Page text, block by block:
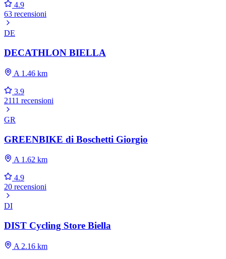
4.9
63 recensioni
DE
DECATHLON BIELLA
A 1.46 km
3.9
2111 recensioni
GR
GREENBIKE di Boschetti Giorgio
A 1.62 km
4.9
20 recensioni
DI
DIST Cycling Store Biella
A 2.16 km